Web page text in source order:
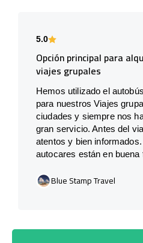
5.0
Opción principal para
viajes grupales
Hemos utilizado el
para nuestros Viajes
ciudades y siempre nos
gran servicio. Antes del
atentos y bien
autocares están en buena
Blue Stamp Travel